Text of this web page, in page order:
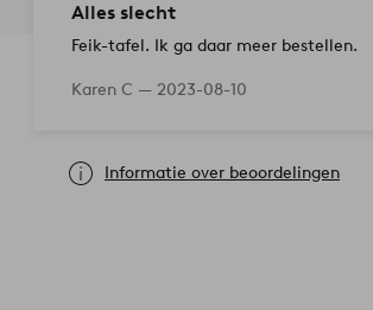
Alles slecht
Feik-tafel. Ik ga daar meer bestellen.
Karen C — 2023-08-10
Informatie over beoordelingen